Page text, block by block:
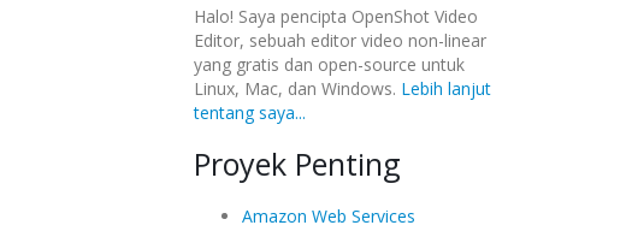
Halo! Saya pencipta OpenShot Video
Editor, sebuah editor video non-linear
yang gratis dan open-source untuk
Linux, Mac, dan Windows. Lebih lanjut
tentang saya...
Proyek Penting
Amazon Web Services